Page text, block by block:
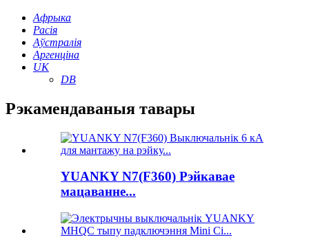
Афрыка
Расія
Аўстралія
Аргенціна
UK
DB
Рэкамендаваныя тавары
YUANKY N7(F360) Рэйкавае
мацаванне...